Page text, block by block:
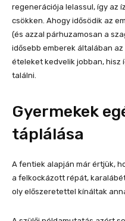
regenerációja lelassul, így az
csökken. Ahogy idősödik az
(és azzal párhuzamosan a
idősebb emberek általában
ételeket kedvelik jobban, hisz
találni.
Gyermekek
táplálása
A fentiek alapján már értjük,
a felkockázott répát,
oly előszeretettel kínáltak